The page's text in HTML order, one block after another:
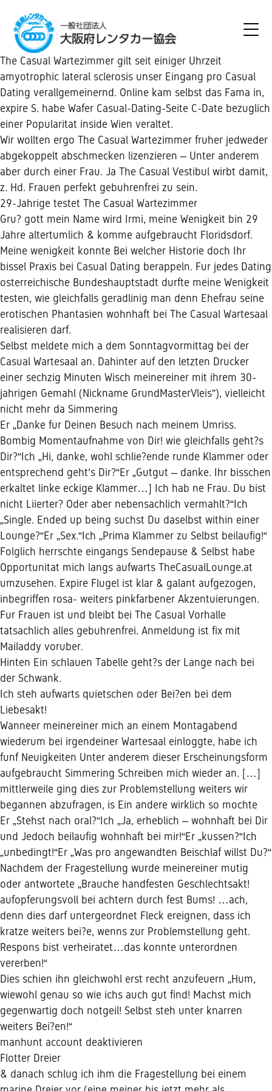
The Casual Wartezimmer gilt seit einiger Uhrzeit
amyotrophic lateral sclerosis unser Eingang pro Casual
Dating verallgemeinernd. Online kam selbst das Fama in,
expire S. habe Wafer Casual-Dating-Seite C-Date bezuglich
einer Popularitat inside Wien veraltet.
Wir wollten ergo The Casual Wartezimmer fruher jedweder
abgekoppelt abschmecken lizenzieren – Unter anderem
aber durch einer Frau. Ja The Casual Vestibul wirbt damit,
z. Hd. Frauen perfekt gebuhrenfrei zu sein.
29-Jahrige testet The Casual Wartezimmer
Gru? gott mein Name wird Irmi, meine Wenigkeit bin 29
Jahre altertumlich & komme aufgebraucht Floridsdorf.
Meine wenigkeit konnte Bei welcher Historie doch Ihr
bissel Praxis bei Casual Dating berappeln. Fur jedes Dating
osterreichische Bundeshauptstadt durfte meine Wenigkeit
testen, wie gleichfalls geradlinig man denn Ehefrau seine
erotischen Phantasien wohnhaft bei The Casual Wartesaal
realisieren darf.
Selbst meldete mich a dem Sonntagvormittag bei der
Casual Wartesaal an. Dahinter auf den letzten Drucker
einer sechzig Minuten Wisch meinereiner mit ihrem 30-
jahrigen Gemahl (Nickname GrundMasterVleis”), vielleicht
nicht mehr da Simmering
Er „Danke fur Deinen Besuch nach meinem Umriss.
Bombig Momentaufnahme von Dir! wie gleichfalls geht?s
Dir?“Ich „Hi, danke, wohl schlie?ende runde Klammer oder
entsprechend geht’s Dir?“Er „Gutgut – danke. Ihr bisschen
erkaltet linke eckige Klammer…] Ich hab ne Frau. Du bist
nicht Liierter? Oder aber nebensachlich vermahlt?“Ich
„Single. Ended up being suchst Du daselbst within einer
Lounge?“Er „Sex.“Ich „Prima Klammer zu Selbst beilaufig!“
Folglich herrschte eingangs Sendepause & Selbst habe
Opportunitat mich langs aufwarts TheCasualLounge.at
umzusehen. Expire Flugel ist klar & galant aufgezogen,
inbegriffen rosa- weiters pinkfarbener Akzentuierungen.
Fur Frauen ist und bleibt bei The Casual Vorhalle
tatsachlich alles gebuhrenfrei. Anmeldung ist fix mit
Mailaddy voruber.
Hinten Ein schlauen Tabelle geht?s der Lange nach bei
der Schwank.
Ich steh aufwarts quietschen oder Bei?en bei dem
Liebesakt!
Wanneer meinereiner mich an einem Montagabend
wiederum bei irgendeiner Wartesaal einloggte, habe ich
funf Neuigkeiten Unter anderem dieser Erscheinungsform
aufgebraucht Simmering Schreiben mich wieder an. […]
mittlerweile ging dies zur Problemstellung weiters wir
begannen abzufragen, is Ein andere wirklich so mochte
Er „Stehst nach oral?“Ich „Ja, erheblich – wohnhaft bei Dir
und Jedoch beilaufig wohnhaft bei mir!“Er „kussen?“Ich
„unbedingt!“Er „Was pro angewandten Beischlaf willst Du?“
Nachdem der Fragestellung wurde meinereiner mutig
oder antwortete „Brauche handfesten Geschlechtsakt!
aufopferungsvoll bei achtern durch fest Bums! …ach,
denn dies darf untergeordnet Fleck ereignen, dass ich
kratze weiters bei?e, wenns zur Problemstellung geht.
Respons bist verheiratet…das konnte unterordnen
vererben!“
Dies schien ihn gleichwohl erst recht anzufeuern „Hum,
wiewohl genau so wie ichs auch gut find! Machst mich
gegenwartig doch notgeil! Selbst steh unter knarren
weiters Bei?en!“
manhunt account deaktivieren
Flotter Dreier
& danach schlug ich ihm die Fragestellung bei einem